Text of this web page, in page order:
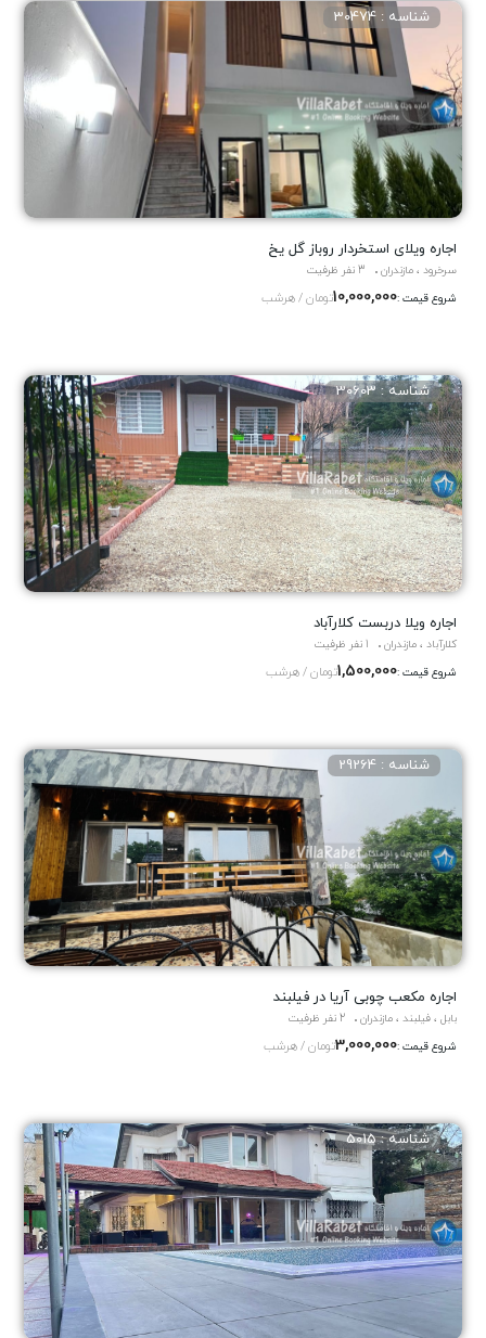
اجاره ویلاى استخردار روباز گل یخ
شناسه : 30474
سرخرود ، مازندران
3 نفر ظرفیت
شروع قیمت :10,000,000تومان / هرشب
اجاره ویلا دربست کلارآباد
شناسه : 30603
کلارآباد ، مازندران
1 نفر ظرفیت
شروع قیمت :1,500,000تومان / هرشب
اجاره مکعب چوبی آریا در فیلبند
شناسه : 29264
بابل ، فیلبند ، مازندران
2 نفر ظرفیت
شروع قیمت :3,000,000تومان / هرشب
شناسه : 5015